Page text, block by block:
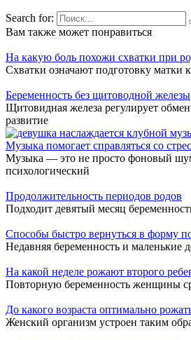
Search for:
Вам также может понравиться
На какую боль похожи схватки при
Схватки означают подготовку матки
Беременность без щитоводной железы
Щитовидная железа регулирует
развитие
Музыка помогает справляться со
Музыка — это не просто фоновый
психологический
Продолжительность периодов родов
Подходит девятый месяц
Способы быстро вернуться в форму
Недавняя беременность и маленькие
На какой неделе рожают второго
Повторную беременность женщины
До какого возраста оптимально
Женский организм устроен таким